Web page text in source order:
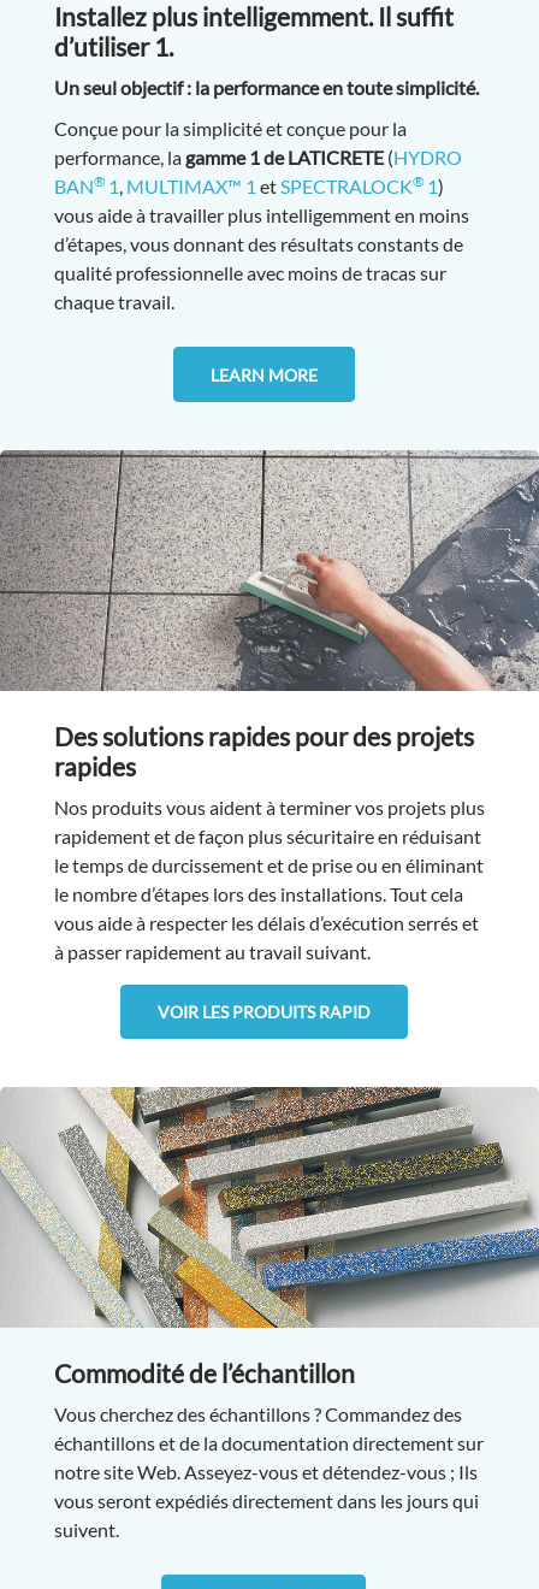
Installez plus intelligemment. Il suffit
d’utiliser 1.
Un seul objectif : la performance en toute simplicité.
Conçue pour la simplicité et conçue pour la
performance, lagamme 1 de LATICRETE(HYDRO
BAN® 1, MULTIMAX™ 1 etSPECTRALOCK® 1)
vous aide à travailler plus intelligemment en moins
d’étapes, vous donnant des résultats constants de
qualité professionnelle avec moins de tracas sur
chaque travail.
LEARN MORE
Des solutions rapides pour des projets
rapides
Nos produits vous aident à terminer vos projets plus
rapidement et de façon plus sécuritaire en réduisant
le temps de durcissement et de prise ou en éliminant
le nombre d’étapes lors des installations. Tout cela
vous aide à respecter les délais d’exécution serrés et
à passer rapidement au travail suivant.
VOIR LES PRODUITS RAPID
Commodité de l’échantillon
Vous cherchez des échantillons ? Commandez des
échantillons et de la documentation directement sur
notre site Web. Asseyez-vous et détendez-vous ; Ils
vous seront expédiés directement dans les jours qui
suivent.